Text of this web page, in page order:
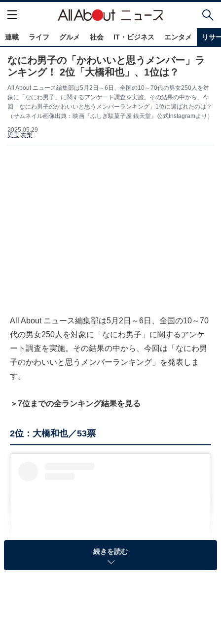
連載 ライフ グルメ 社会 IT・ビジネス エンタメ リサ
なにわ男子の「かわいいと思うメンバー」ラ
ンキング！ 2位「大橋和也」、1位は？
All About ニュース編集部は5月2日～6日、全国の10～70代の男女250人を対
象に「なにわ男子」に関するアンケート調査を実施。その結果の中から、今
回「なにわ男子のかわいいと思うメンバーランキング」1位に選ばれたのは？
（サムネイル画像出典：映画『ふしぎ駄菓子屋 銭天堂』公式Instagramより）
2025.05.29
児玉 友梨
All About ニュース編集部は5月2日～6日、全国の10～70
代の男女250人を対象に「なにわ男子」に関するアンケ
ート調査を実施。その結果の中から、今回は「なにわ男
子のかわいいと思うメンバーランキング」を発表しま
す。
＞7位までの全ランキング結果を見る
2位：大橋和也／53票
続きを読む